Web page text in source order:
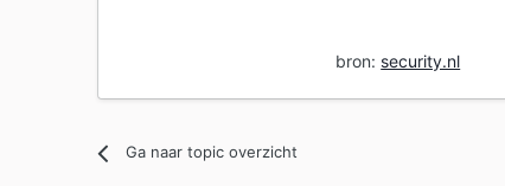
bron: security.nl
Ga naar topic overzicht